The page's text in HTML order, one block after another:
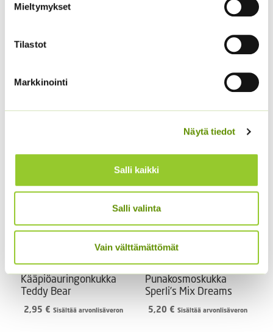
Mieltymykset
Tilastot
Markkinointi
Näytä tiedot
Salli kaikki
Salli valinta
Vain välttämättömät
sekoitus
Music Box 40 s.
Sisältää arvonlisäveron
Kääpiöauringonkukka
Teddy Bear
2,95 € Sisältää arvonlisäveron
Punakosmoskukka
Sperli’s Mix Dreams
5,20 € Sisältää arvonlisäveron